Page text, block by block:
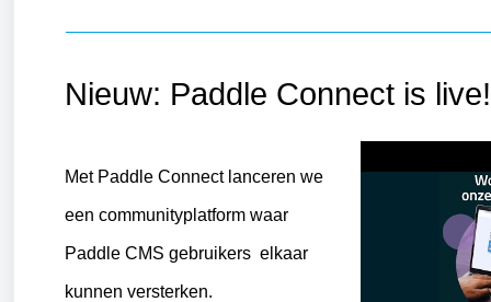
Nieuw: Paddle Connect is live!
Met Paddle Connect lanceren we
een communityplatform waar
Paddle CMS gebruikers elkaar
kunnen versterken.